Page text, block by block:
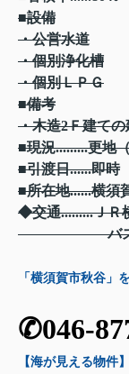
■設備
・公営水道
・個別浄化槽
・個別ＬＰＧ
■備考
・木造2Ｆ建て
■現況.........更地
■引渡日......即時
■所在地......横須
◆交通.........ＪＲ
バス21分
「横須賀市秋谷」
✆046-
【海が見える物件